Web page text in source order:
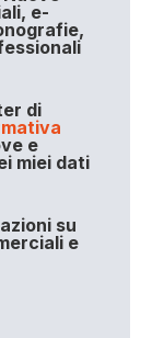
e-
di
e
miei dati
su
e